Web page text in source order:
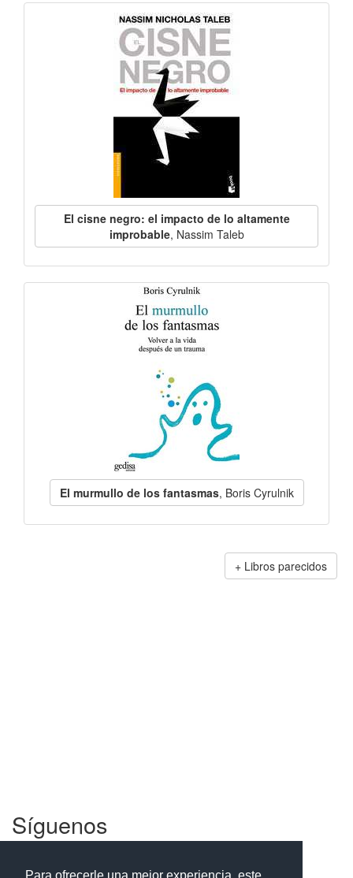
El cisne negro: el impacto de lo altamente
improbable, Nassim Taleb
El murmullo de los fantasmas, Boris Cyrulnik
Libros parecidos
Síguenos